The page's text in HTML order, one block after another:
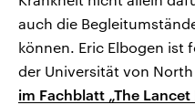
auch die
können. Eric Elbogen ist
der Universität von
im Fachblatt „The